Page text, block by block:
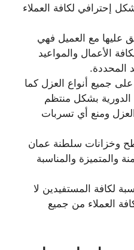
إحترافي لكافة العملاء
عليها مع العميل فهي
الأعمال والمواعيد
المحددة.
جميع أنواع العزل كما
الدورية بشكل منتظم
ومنع أي تسربات
وخزانات سلطنة عمان
والمتميزة والمناسبة
لكافة المستفيدين لا
العملاء من جميع